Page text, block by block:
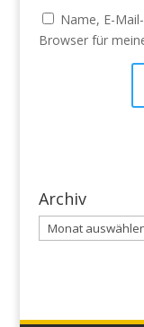
Name, E-
Browser für
Archiv
Archiv